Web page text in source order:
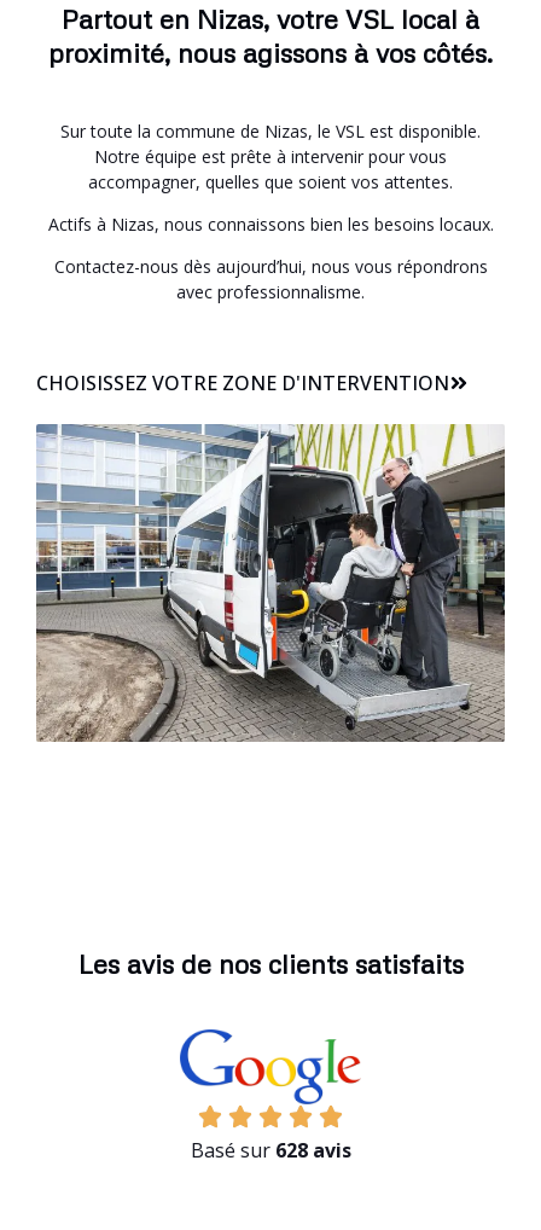
Partout en Nizas, votre VSL local à
proximité, nous agissons à vos côtés.
Sur toute la commune de Nizas, le VSL est disponible.
Notre équipe est prête à intervenir pour vous
accompagner, quelles que soient vos attentes.
Actifs à Nizas, nous connaissons bien les besoins locaux.
Contactez-nous dès aujourd’hui, nous vous répondrons
avec professionnalisme.
CHOISISSEZ VOTRE ZONE D'INTERVENTION
Les avis de nos clients satisfaits
Basé sur 628 avis